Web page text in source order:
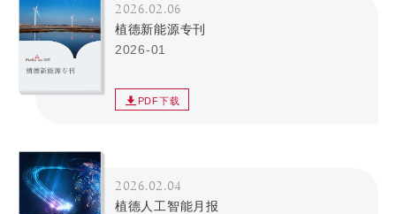
2026.02.06
植德新能源专刊
2026-01
PDF下载
2026.02.04
植德人工智能月报